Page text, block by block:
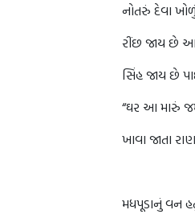
નોતરું દેવા
રીંછ જાય છે
સિંહ જાય છે
“ઘર આ મારું
ખાવા જાતા
મધપૂડાનું વન